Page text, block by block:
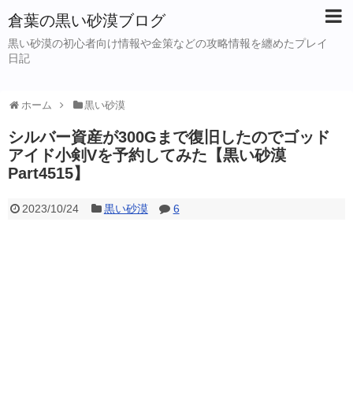
倉葉の黒い砂漠ブログ
黒い砂漠の初心者向け情報や金策などの攻略情報を纏めたプレイ
日記
ホーム 黒い砂漠
シルバー資産が300Gまで復旧したのでゴッド
アイド小剣Vを予約してみた【黒い砂漠
Part4515】
2023/10/24 黒い砂漠 6